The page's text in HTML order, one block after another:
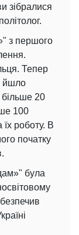
зібралися
з першого
Тепер
йшло
більше 20
100
їх роботу. В
початку
була